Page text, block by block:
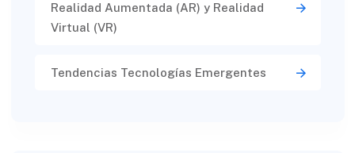
Realidad Aumentada (AR) y Realidad
Virtual (VR)​
Tendencias Tecnologías Emergentes